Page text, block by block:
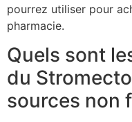
pourrez utiliser pour
pharmacie.
Quels sont
du
sources non